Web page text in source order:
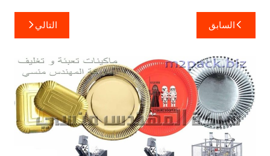
تصفّح
المقالات
السابق التالي